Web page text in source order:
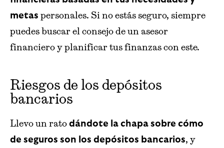
metas personales. Si no estás seguro, siempre
puedes buscar el consejo de un asesor
financiero y planificar tus finanzas con este.
Riesgos de los depósitos
bancarios
Llevo un rato dándote la chapa sobre cómo
de seguros son los depósitos bancarios, y